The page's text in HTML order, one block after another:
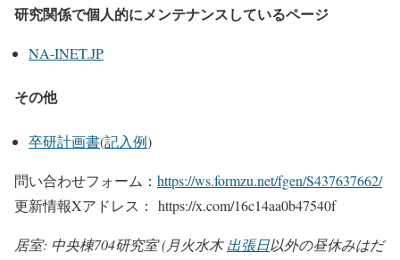
研究関係で個人的にメンテナンスしているページ
NA-INET.JP
その他
卒研計画書(記入例)
問い合わせフォーム： https://ws.formzu.net/fgen/S437637662/
更新情報Xアドレス： https://x.com/16c14aa0b47540f
居室: 中央棟704研究室 (月火水木出張日以外の昼休みはだ